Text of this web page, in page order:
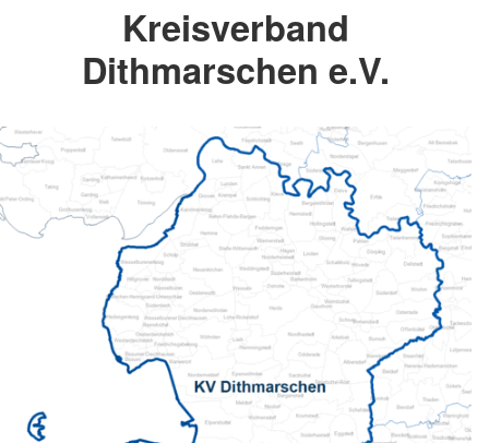
Kreisverband
Dithmarschen e.V.